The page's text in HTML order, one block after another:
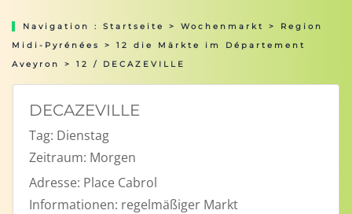
Navigation : Startseite > Wochenmarkt > Region
Midi-Pyrénées
> 12 die Märkte im Département
Aveyron
> 12 / DECAZEVILLE
DECAZEVILLE
Tag: Dienstag
Zeitraum: Morgen
Adresse: Place Cabrol
Informationen: regelmäßiger Markt